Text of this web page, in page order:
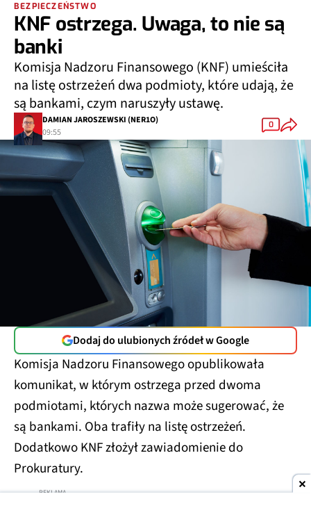
BEZPIECZEŃSTWO
KNF ostrzega. Uwaga, to nie są
banki
Komisja Nadzoru Finansowego (KNF) umieściła
na listę ostrzeżeń dwa podmioty, które udają, że
są bankami, czym naruszyły ustawę.
DAMIAN JAROSZEWSKI (NER1O)
09:55
0
Dodaj do ulubionych źródeł w Google
Komisja Nadzoru Finansowego opublikowała
komunikat, w którym ostrzega przed dwoma
podmiotami, których nazwa może sugerować, że
są bankami. Oba trafiły na listę ostrzeżeń.
Dodatkowo KNF złożył zawiadomienie do
Prokuratury.